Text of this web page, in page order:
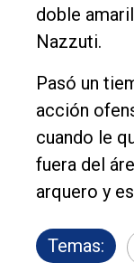
doble
Nazzuti.
Pasó un
acción
cuando le
fuera del
arquero y
Temas: